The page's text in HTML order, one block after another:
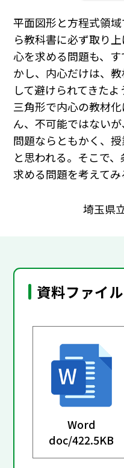
平面図形と方程式領
ら教科書に必ず取り
心を求める問題も、
かし、内心だけは、
して避けられてきた
三角形で内心の教材
ん、不可能ではない
問題ならともかく、
と思われる。そこで
求める問題を考えてみ
埼玉県
資料ファイル
Word
doc/422.5KB